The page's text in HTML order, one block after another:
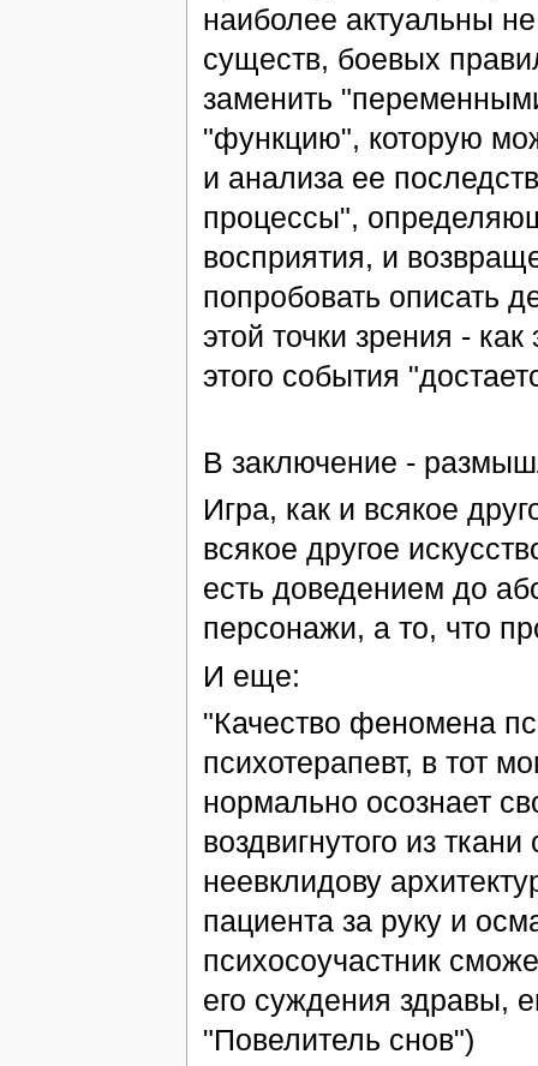
наиболее актуальны
существ, боевых
заменить
"функцию", которую
и анализа ее
процессы",
восприятия, и
попробовать описать
этой точки зрения -
этого события
В заключение -
Игра, как и всякое
всякое другое
есть доведением до
персонажи, а то, что
И еще:
"Качество феномена
психотерапевт, в тот
нормально осознает
воздвигнутого из
неевклидову
пациента за руку и
психосоучастник
его суждения здравы,
"Повелитель снов")